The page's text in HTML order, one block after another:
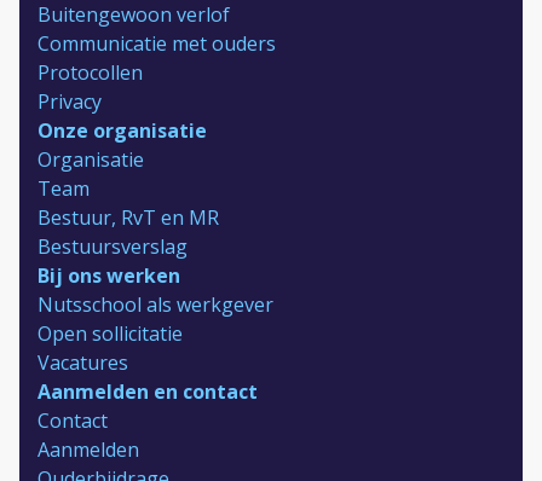
Buitengewoon verlof
Communicatie met ouders
Protocollen
Privacy
Onze organisatie
Organisatie
Team
Bestuur, RvT en MR
Bestuursverslag
Bij ons werken
Nutsschool als werkgever
Open sollicitatie
Vacatures
Aanmelden en contact
Contact
Aanmelden